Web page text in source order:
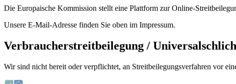
Die Europaische Kommission stellt eine Plattform zur Online-
Unsere E-Mail-Adresse finden Sie oben im Impressum.
Verbraucherstreitbeilegung /
Wir sind nicht bereit oder verpflichtet, an Streitbeilegungsverfahren vor